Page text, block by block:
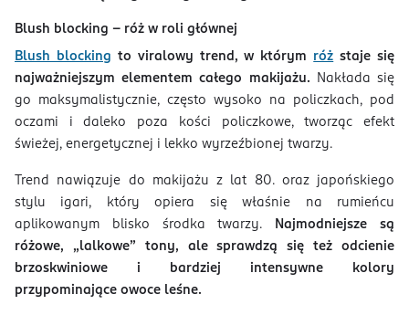
Blush blocking – róż w roli głównej
Blush blocking to viralowy trend, w którym róż staje się
najważniejszym elementem całego makijażu.
Nakłada się
go maksymalistycznie, często wysoko na policzkach, pod
oczami i daleko poza kości policzkowe, tworząc efekt
świeżej, energetycznej i lekko wyrzeźbionej twarzy.
Trend nawiązuje do makijażu z lat 80. oraz japońskiego
stylu igari, który opiera się właśnie na rumieńcu
aplikowanym blisko środka twarzy.
Najmodniejsze są
różowe, „lalkowe” tony, ale sprawdzą się też odcienie
brzoskwiniowe i bardziej intensywne kolory
przypominające owoce leśne.